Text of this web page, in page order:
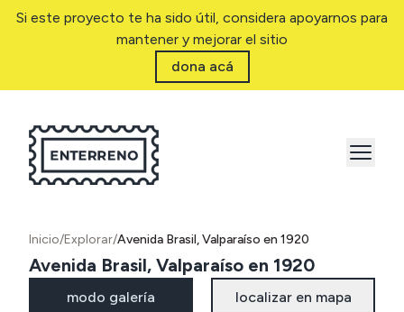
Si este proyecto te ha sido útil, considera apoyarnos para
mantener y mejorar el sitio
dona acá
Inicio/Explorar/Avenida Brasil, Valparaíso en 1920
Avenida Brasil, Valparaíso en 1920
modo galería localizar en mapa